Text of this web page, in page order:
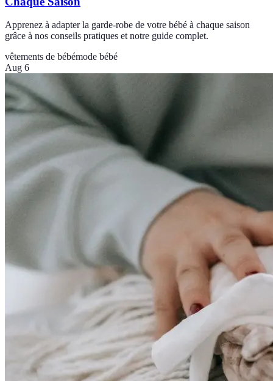
Apprenez à adapter la garde-robe de votre bébé à chaque saison
grâce à nos conseils pratiques et notre guide complet.
vêtements de bébémode bébé
Aug 6